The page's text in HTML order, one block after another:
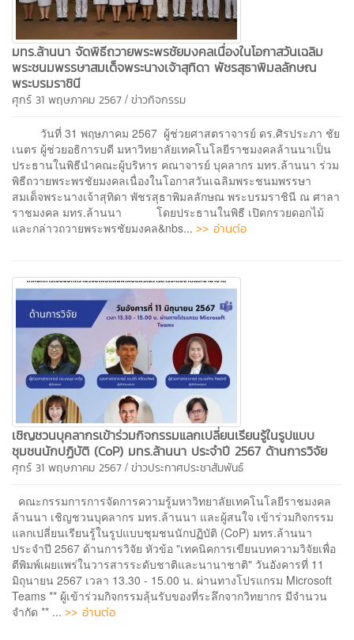
มทร.ล้านนา จัดพิธีถวายพระพรชัยมงคลเนื่องในโอกาสวันเฉลิม
พระชนมพรรษาสมเด็จพระนางเจ้าสุทิดา พัชรสุธาพิมลลักษณ
พระบรมราชินี
ศุกร์ 31 พฤษภาคม 2567 / ข่าวกิจกรรม
วันที่ 31 พฤษภาคม 2567 ผู้ช่วยศาสตราจารย์ ดร.ศิรประภา ชัย
เนตร ผู้ช่วยอธิการบดี มหาวิทยาลัยเทคโนโลยีราชมงคลล้านนาเป็น
ประธานในพิธีนำคณะผู้บริหาร คณาจารย์ บุคลากร มทร.ล้านนา ร่วม
พิธีถวายพระพรชัยมงคลเนื่องในโอกาสวันเฉลิมพระชนมพรรษา
สมเด็จพระนางเจ้าสุทิดา พัชรสุธาพิมลลักษณ พระบรมราชินี ณ ศาลา
ราชมงคล มทร.ล้านนา โดยประธานในพิธี เปิดกรวยดอกไม้
และกล่าวถวายพระพรชัยมงคล&nbs... >> อ่านต่อ
เชิญชวนบุคลากรเข้าร่วมกิจกรรมแลกเปลี่ยนเรียนรู้ในรูปแบบ
ชุมชนนักปฏิบัติ (CoP) มทร.ล้านนา ประจำปี 2567 ด้านการวิจัย
ศุกร์ 31 พฤษภาคม 2567 / ข่าวประกาศประชาสัมพันธ์
คณะกรรมการการจัดการความรู้มหาวิทยาลัยเทคโนโลยีราชมงคล
ล้านนา เชิญชวนบุคลากร มทร.ล้านนา และผู้สนใจ เข้าร่วมกิจกรรม
แลกเปลี่ยนเรียนรู้ในรูปแบบชุมชนนักปฏิบัติ (CoP) มทร.ล้านนา
ประจำปี 2567 ด้านการวิจัย หัวข้อ "เทคนิคการเขียนบทความวิจัยเพื่อ
ตีพิมพ์เผยแพร่ในวารสารระดับชาติและนานาชาติ" วันอังคารที่ 11
มิถุนายน 2567 เวลา 13.30 - 15.00 น. ผ่านทางโปรแกรม Microsoft
Teams ** ผู้เข้าร่วมกิจกรรมลุ้นรับของที่ระลึกจากวิทยากร มีจำนวน
จำกัด ** ... >> อ่านต่อ